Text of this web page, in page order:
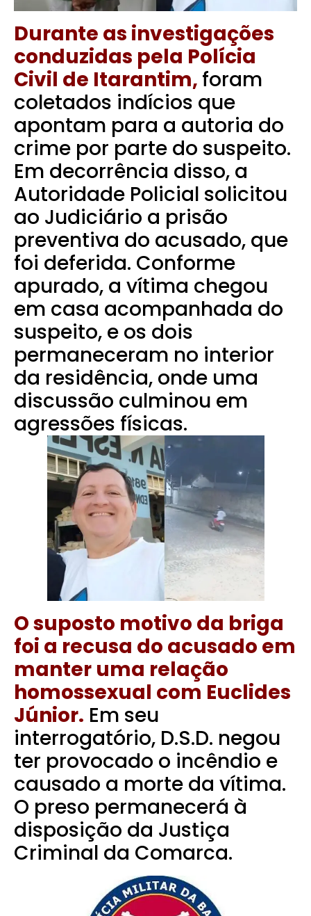
Durante as investigações
conduzidas pela Polícia
Civil de Itarantim, foram
coletados indícios que
apontam para a autoria do
crime por parte do suspeito.
Em decorrência disso, a
Autoridade Policial solicitou
ao Judiciário a prisão
preventiva do acusado, que
foi deferida. Conforme
apurado, a vítima chegou
em casa acompanhada do
suspeito, e os dois
permaneceram no interior
da residência, onde uma
discussão culminou em
agressões físicas.
O suposto motivo da briga
foi a recusa do acusado em
manter uma relação
homossexual com Euclides
Júnior. Em seu
interrogatório, D.S.D. negou
ter provocado o incêndio e
causado a morte da vítima.
O preso permanecerá à
disposição da Justiça
Criminal da Comarca.